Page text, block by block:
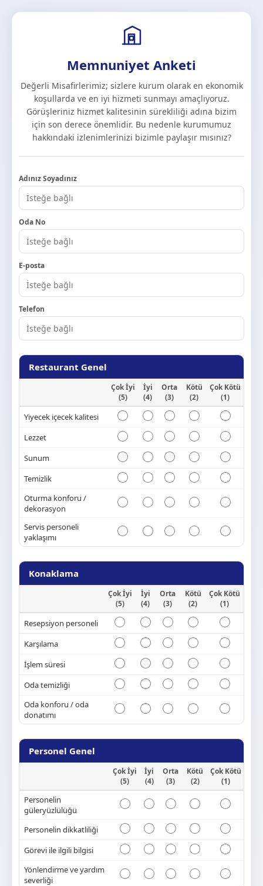
Memnuniyet Anketi
Değerli Misafirlerimiz; sizlere kurum olarak en ekonomik
koşullarda ve en iyi hizmeti sunmayı amaçlıyoruz.
Görüşleriniz hizmet kalitesinin sürekliliği adına bizim
için son derece önemlidir. Bu nedenle kurumumuz
hakkındaki izlenimlerinizi bizimle paylaşır mısınız?
Adınız Soyadınız
Oda No
E-posta
Telefon
Restaurant Genel
Çok İyi
(5)
İyi
(4)
Orta
(3)
Kötü
(2)
Çok Kötü
(1)
Yiyecek içecek kalitesi
Lezzet
Sunum
Temizlik
Oturma konforu /
dekorasyon
Servis personeli
yaklaşımı
Konaklama
Çok İyi
(5)
İyi
(4)
Orta
(3)
Kötü
(2)
Çok Kötü
(1)
Resepsiyon personeli
Karşılama
İşlem süresi
Oda temizliği
Oda konforu / oda
donatımı
Personel Genel
Çok İyi
(5)
İyi
(4)
Orta
(3)
Kötü
(2)
Çok Kötü
(1)
Personelin
güleryüzlülüğü
Personelin dikkatliliği
Görevi ile ilgili bilgisi
Yönlendirme ve yardım
severliği